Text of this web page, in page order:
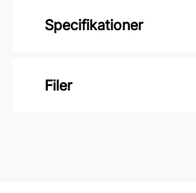
Specifikationer
Varumärke: Midbec
Filer